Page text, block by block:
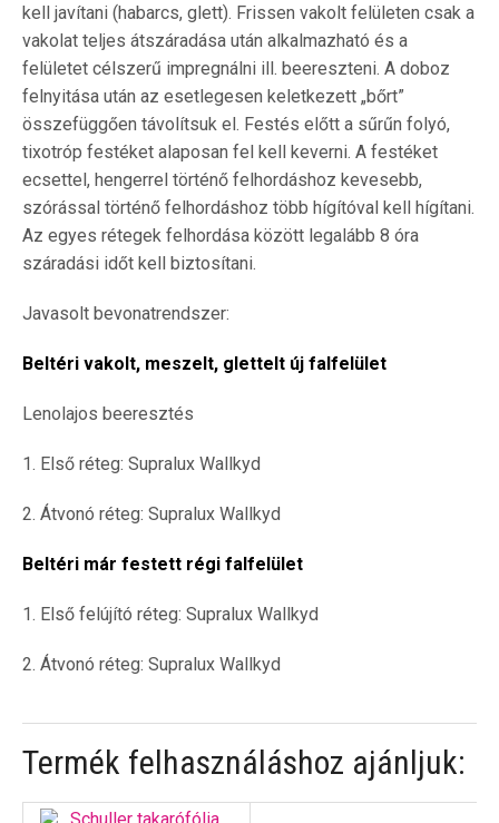
kell javítani (habarcs, glett). Frissen vakolt felületen csak a
vakolat teljes átszáradása után alkalmazható és a
felületet célszerű impregnálni ill. beereszteni. A doboz
felnyitása után az esetlegesen keletkezett „bőrt”
összefüggően távolítsuk el. Festés előtt a sűrűn folyó,
tixotróp festéket alaposan fel kell keverni. A festéket
ecsettel, hengerrel történő felhordáshoz kevesebb,
szórással történő felhordáshoz több hígítóval kell hígítani.
Az egyes rétegek felhordása között legalább 8 óra
száradási időt kell biztosítani.
Javasolt bevonatrendszer:
Beltéri vakolt, meszelt, glettelt új falfelület
Lenolajos beeresztés
1. Első réteg: Supralux Wallkyd
2. Átvonó réteg: Supralux Wallkyd
Beltéri már festett régi falfelület
1. Első felújító réteg: Supralux Wallkyd
2. Átvonó réteg: Supralux Wallkyd
Termék felhasználáshoz ajánljuk: